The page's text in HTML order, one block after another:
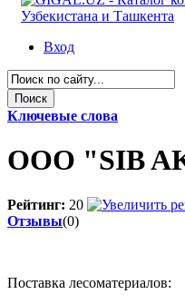
Вход
Ключевые слова
ООО "SIB
Рейтинг: 20
Отзывы(0)
Поставка лесоматериалов: